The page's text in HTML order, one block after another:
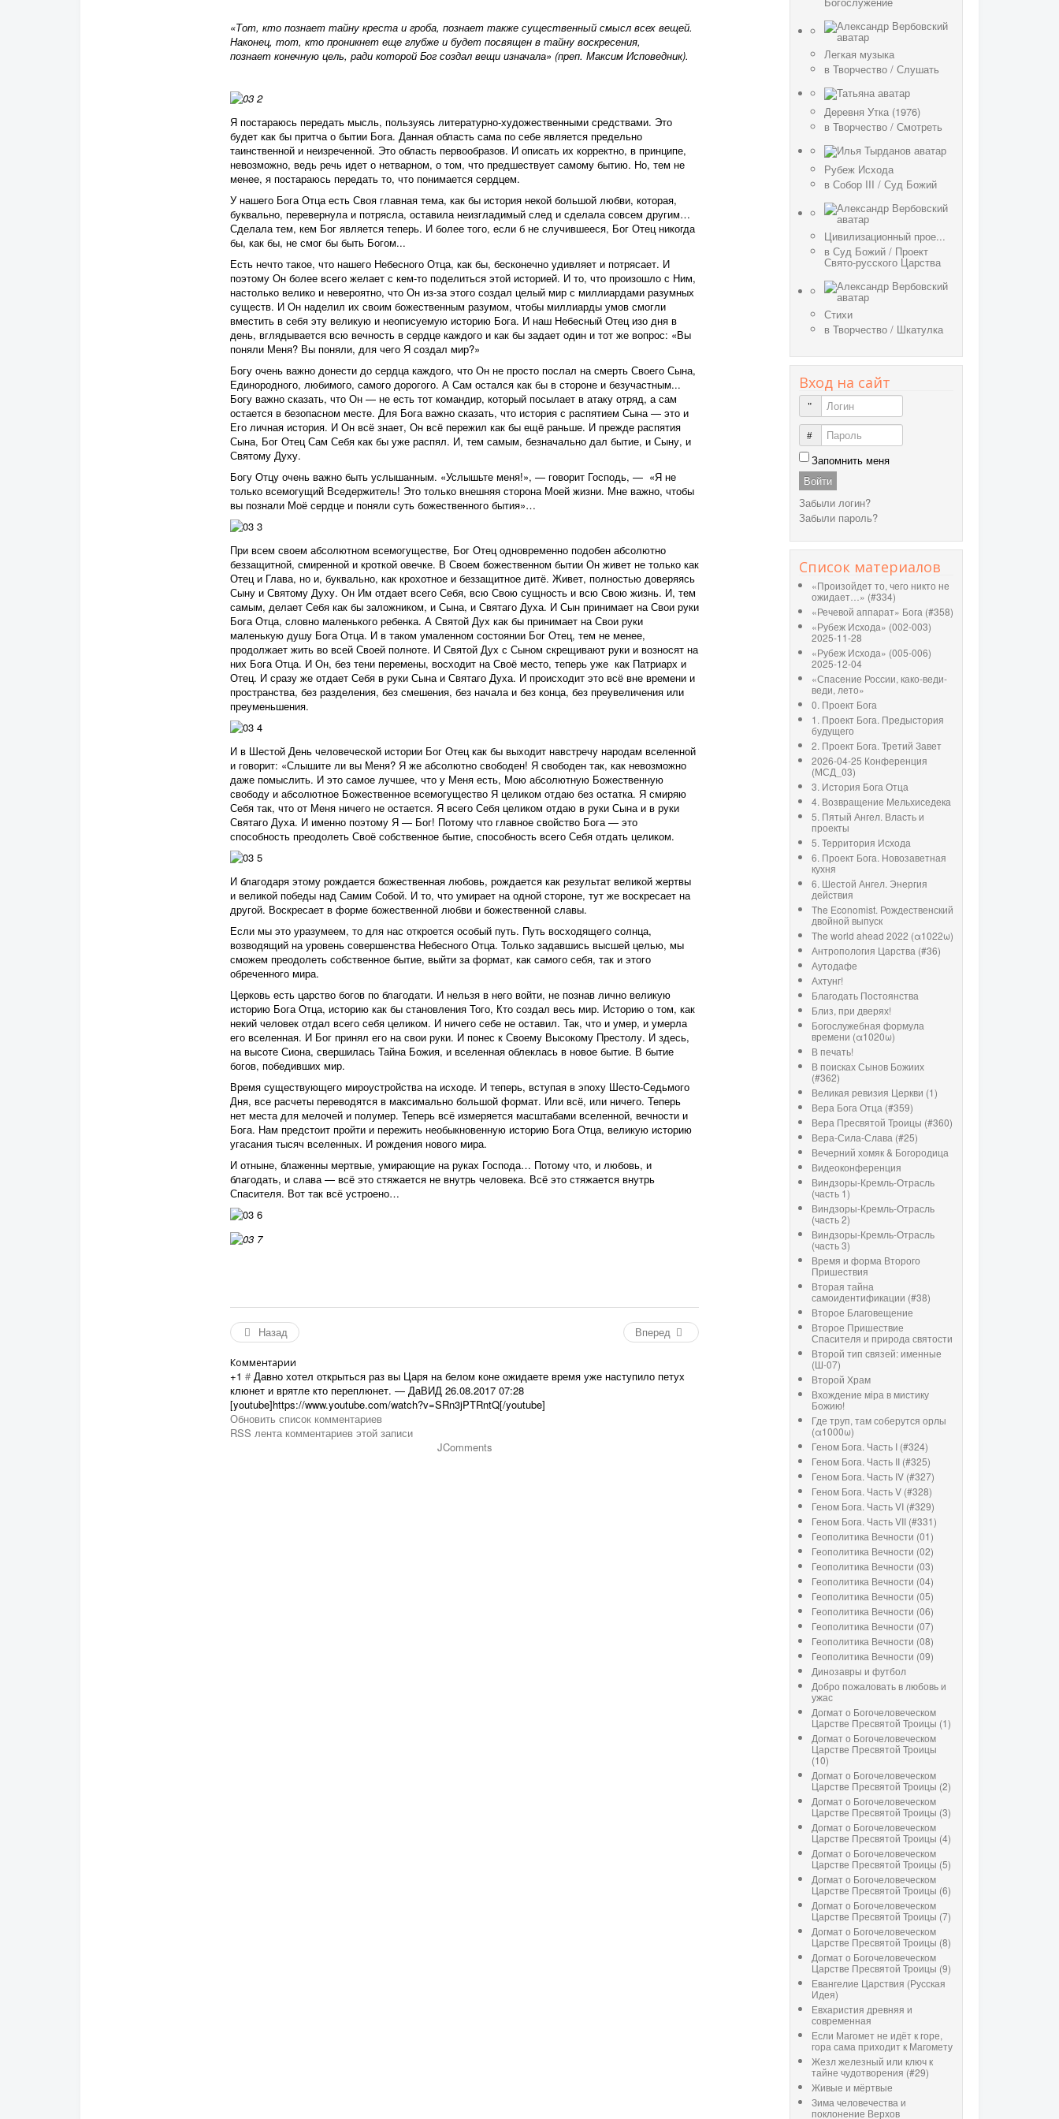
«Тот, кто познает тайну креста и гроба, познает также существенный смысл всех вещей.
Наконец, тот, кто проникнет еще глубже и будет посвящен в тайну воскресения,
познает конечную цель, ради которой Бог создал вещи изначала» (преп. Максим Исповедник).
Я постараюсь передать мысль, пользуясь литературно-художественными средствами. Это
будет как бы притча о бытии Бога. Данная область сама по себе является предельно
таинственной и неизреченной. Это область первообразов. И описать их корректно, в принципе,
невозможно, ведь речь идет о нетварном, о том, что предшествует самому бытию. Но, тем не
менее, я постараюсь передать то, что понимается сердцем.
У нашего Бога Отца есть Своя главная тема, как бы история некой большой любви, которая,
буквально, перевернула и потрясла, оставила неизгладимый след и сделала совсем другим…
Сделала тем, кем Бог является теперь. И более того, если б не случившееся, Бог Отец никогда
бы, как бы, не смог бы быть Богом...
Есть нечто такое, что нашего Небесного Отца, как бы, бесконечно удивляет и потрясает. И
поэтому Он более всего желает с кем-то поделиться этой историей. И то, что произошло с Ним,
настолько велико и невероятно, что Он из-за этого создал целый мир с миллиардами разумных
существ. И Он наделил их своим божественным разумом, чтобы миллиарды умов смогли
вместить в себя эту великую и неописуемую историю Бога. И наш Небесный Отец изо дня в
день, вглядывается всю вечность в сердце каждого и как бы задает один и тот же вопрос: «Вы
поняли Меня? Вы поняли, для чего Я создал мир?»
Богу очень важно донести до сердца каждого, что Он не просто послал на смерть Своего Сына,
Единородного, любимого, самого дорогого. А Сам остался как бы в стороне и безучастным...
Богу важно сказать, что Он — не есть тот командир, который посылает в атаку отряд, а сам
остается в безопасном месте. Для Бога важно сказать, что история с распятием Сына — это и
Его личная история. И Он всё знает, Он всё пережил как бы ещё раньше. И прежде распятия
Сына, Бог Отец Сам Себя как бы уже распял. И, тем самым, безначально дал бытие, и Сыну, и
Святому Духу.
Богу Отцу очень важно быть услышанным. «Услышьте меня!», — говорит Господь, — «Я не
только всемогущий Вседержитель! Это только внешняя сторона Моей жизни. Мне важно, чтобы
вы познали Моё сердце и поняли суть божественного бытия»…
При всем своем абсолютном всемогуществе, Бог Отец одновременно подобен абсолютно
беззащитной, смиренной и кроткой овечке. В Своем божественном бытии Он живет не только как
Отец и Глава, но и, буквально, как крохотное и беззащитное дитё. Живет, полностью доверяясь
Сыну и Святому Духу. Он Им отдает всего Себя, всю Свою сущность и всю Свою жизнь. И, тем
самым, делает Себя как бы заложником, и Сына, и Святаго Духа. И Сын принимает на Свои руки
Бога Отца, словно маленького ребенка. А Святой Дух как бы принимает на Свои руки
маленькую душу Бога Отца. И в таком умаленном состоянии Бог Отец, тем не менее,
продолжает жить во всей Своей полноте. И Святой Дух с Сыном скрещивают руки и возносят на
них Бога Отца. И Он, без тени перемены, восходит на Своё место, теперь уже как Патриарх и
Отец. И сразу же отдает Себя в руки Сына и Святаго Духа. И происходит это всё вне времени и
пространства, без разделения, без смешения, без начала и без конца, без преувеличения или
преуменьшения.
И в Шестой День человеческой истории Бог Отец как бы выходит навстречу народам вселенной
и говорит: «Слышите ли вы Меня? Я же абсолютно свободен! Я свободен так, как невозможно
даже помыслить. И это самое лучшее, что у Меня есть, Мою абсолютную Божественную
свободу и абсолютное Божественное всемогущество Я целиком отдаю без остатка. Я смиряю
Себя так, что от Меня ничего не остается. Я всего Себя целиком отдаю в руки Сына и в руки
Святаго Духа. И именно поэтому Я — Бог! Потому что главное свойство Бога — это
способность преодолеть Своё собственное бытие, способность всего Себя отдать целиком.
И благодаря этому рождается божественная любовь, рождается как результат великой жертвы
и великой победы над Самим Собой. И то, что умирает на одной стороне, тут же воскресает на
другой. Воскресает в форме божественной любви и божественной славы.
Если мы это уразумеем, то для нас откроется особый путь. Путь восходящего солнца,
возводящий на уровень совершенства Небесного Отца. Только задавшись высшей целью, мы
сможем преодолеть собственное бытие, выйти за формат, как самого себя, так и этого
обреченного мира.
Церковь есть царство богов по благодати. И нельзя в него войти, не познав лично великую
историю Бога Отца, историю как бы становления Того, Кто создал весь мир. Историю о том, как
некий человек отдал всего себя целиком. И ничего себе не оставил. Так, что и умер, и умерла
его вселенная. И Бог принял его на свои руки. И понес к Своему Высокому Престолу. И здесь,
на высоте Сиона, свершилась Тайна Божия, и вселенная облеклась в новое бытие. В бытие
богов, победивших мир.
Время существующего мироустройства на исходе. И теперь, вступая в эпоху Шесто-Седьмого
Дня, все расчеты переводятся в максимально большой формат. Или всё, или ничего. Теперь
нет места для мелочей и полумер. Теперь всё измеряется масштабами вселенной, вечности и
Бога. Нам предстоит пройти и пережить необыкновенную историю Бога Отца, великую историю
угасания тысяч вселенных. И рождения нового мира.
И отныне, блаженны мертвые, умирающие на руках Господа… Потому что, и любовь, и
благодать, и слава — всё это стяжается не внутрь человека. Всё это стяжается внутрь
Спасителя. Вот так всё устроено…
Назад Вперед
Комментарии
+1 # Давно хотел открыться раз вы Царя на белом коне ожидаете время уже наступило петух
клюнет и врятле кто переплюнет. — ДаВИД 26.08.2017 07:28
[youtube]https://www.youtube.com/watch?v=SRn3jPTRntQ[/youtube]
Обновить список комментариев
RSS лента комментариев этой записи
JComments
Легкая музыка
в Творчество / Слушать
Деревня Утка (1976)
в Творчество / Смотреть
Рубеж Исхода
в Собор III / Суд Божий
Цивилизационный прое...
в Суд Божий / Проект
Свято-русского Царства
Стихи
в Творчество / Шкатулка
Вход на сайт
Логин
Пароль
Запомнить меня
Войти
Забыли логин?
Забыли пароль?
Список материалов
«Произойдет то, чего никто не
ожидает…» (#334)
«Речевой аппарат» Бога (#358)
«Рубеж Исхода» (002-003)
2025-11-28
«Рубеж Исхода» (005-006)
2025-12-04
«Спасение России, како-веди-
веди, лето»
0. Проект Бога
1. Проект Бога. Предыстория
будущего
2. Проект Бога. Третий Завет
2026-04-25 Конференция
(МСД_03)
3. История Бога Отца
4. Возвращение Мельхиседека
5. Пятый Ангел. Власть и
проекты
5. Территория Исхода
6. Проект Бога. Новозаветная
кухня
6. Шестой Ангел. Энергия
действия
The Economist. Рождественский
двойной выпуск
The world ahead 2022 (α1022ω)
Антропология Царства (#36)
Аутодафе
Ахтунг!
Благодать Постоянства
Близ, при дверях!
Богослужебная формула
времени (α1020ω)
В печать!
В поисках Сынов Божиих
(#362)
Великая ревизия Церкви (1)
Вера Бога Отца (#359)
Вера Пресвятой Троицы (#360)
Вера-Сила-Слава (#25)
Вечерний хомяк & Богородица
Видеоконференция
Виндзоры-Кремль-Отрасль
(часть 1)
Виндзоры-Кремль-Отрасль
(часть 2)
Виндзоры-Кремль-Отрасль
(часть 3)
Время и форма Второго
Пришествия
Вторая тайна
самоидентификации (#38)
Второе Благовещение
Второе Пришествие
Спасителя и природа святости
Второй тип связей: именные
(Ш-07)
Второй Храм
Вхождение мiра в мистику
Божию!
Где труп, там соберутся орлы
(α1000ω)
Геном Бога. Часть I (#324)
Геном Бога. Часть II (#325)
Геном Бога. Часть IV (#327)
Геном Бога. Часть V (#328)
Геном Бога. Часть VI (#329)
Геном Бога. Часть VII (#331)
Геополитика Вечности (01)
Геополитика Вечности (02)
Геополитика Вечности (03)
Геополитика Вечности (04)
Геополитика Вечности (05)
Геополитика Вечности (06)
Геополитика Вечности (07)
Геополитика Вечности (08)
Геополитика Вечности (09)
Динозавры и футбол
Добро пожаловать в любовь и
ужас
Догмат о Богочеловеческом
Царстве Пресвятой Троицы (1)
Догмат о Богочеловеческом
Царстве Пресвятой Троицы
(10)
Догмат о Богочеловеческом
Царстве Пресвятой Троицы (2)
Догмат о Богочеловеческом
Царстве Пресвятой Троицы (3)
Догмат о Богочеловеческом
Царстве Пресвятой Троицы (4)
Догмат о Богочеловеческом
Царстве Пресвятой Троицы (5)
Догмат о Богочеловеческом
Царстве Пресвятой Троицы (6)
Догмат о Богочеловеческом
Царстве Пресвятой Троицы (7)
Догмат о Богочеловеческом
Царстве Пресвятой Троицы (8)
Догмат о Богочеловеческом
Царстве Пресвятой Троицы (9)
Евангелие Царствия (Русская
Идея)
Евхаристия древняя и
современная
Если Магомет не идёт к горе,
гора сама приходит к Магомету
Жезл железный или ключ к
тайне чудотворения (#29)
Живые и мёртвые
Зима человечества и
поклонение Верхов